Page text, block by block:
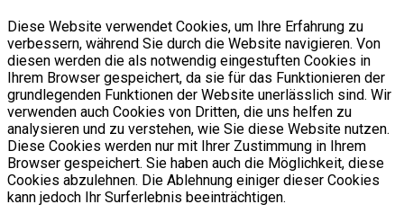
Diese Website verwendet Cookies, um Ihre Erfahrung zu
verbessern, während Sie durch die Website navigieren. Von
diesen werden die als notwendig eingestuften Cookies in
Ihrem Browser gespeichert, da sie für das Funktionieren der
grundlegenden Funktionen der Website unerlässlich sind. Wir
verwenden auch Cookies von Dritten, die uns helfen zu
analysieren und zu verstehen, wie Sie diese Website nutzen.
Diese Cookies werden nur mit Ihrer Zustimmung in Ihrem
Browser gespeichert. Sie haben auch die Möglichkeit, diese
Cookies abzulehnen. Die Ablehnung einiger dieser Cookies
kann jedoch Ihr Surferlebnis beeinträchtigen.